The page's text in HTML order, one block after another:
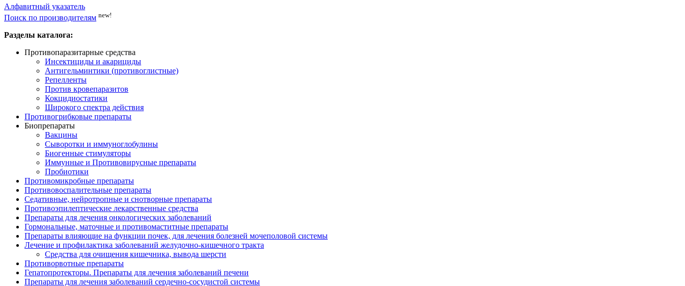
Алфавитный указатель
Поиск по производителям new!
Разделы каталога:
Противопаразитарные средства
Инсектициды и акарициды
Антигельминтики (противоглистные)
Репелленты
Против кровепаразитов
Кокцидиостатики
Широкого спектра действия
Противогрибковые препараты
Биопрепараты
Вакцины
Сыворотки и иммуноглобулины
Биогенные стимуляторы
Иммунные и Противовирусные препараты
Пробиотики
Противомикробные препараты
Противовоспалительные препараты
Седативные, нейротропные и снотворные препараты
Противоэпилептические лекарственные средства
Препараты для лечения онкологических заболеваний
Гормональные, маточные и противомаститные препараты
Препараты влияющие на функции почек, для лечения болезней мочеполовой системы
Лечение и профилактика заболеваний желудочно-кишечного тракта
Средства для очищения кишечника, вывода шерсти
Противорвотные препараты
Гепатопротекторы. Препараты для лечения заболеваний печени
Препараты для лечения заболеваний сердечно-сосудистой системы